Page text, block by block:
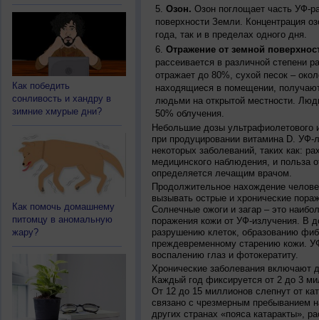
Как победить
сонливость и хандру в
зимние хмурые дни?
Как помочь домашнему
питомцу в аномальную
жару?
Озон. Озон поглощает часть УФ-
поверхности Земли. Концентрация
года, так и в пределах одного дня.
Отражение от земной
рассеивается в различной степени
отражает до 80%, сухой песок –
находящиеся в помещении,
людьми на открытой местности.
50% облучения.
Небольшие дозы ультрафиолетового
при продуцировании витамина D.
некоторых заболеваний, таких как:
медицинского наблюдения, и польза
определяется лечащим врачом.
Продолжительное нахождение
вызывать острые и хронические
Солнечные ожоги и загар – это
поражения кожи от УФ-излучения. В
разрушению клеток, образованию
преждевременному старению кожи.
воспалению глаз и фотокератиту.
Хронические заболевания включают
Каждый год фиксируется от 2 до 3
От 12 до 15 миллионов слепнут от
связано с чрезмерным пребыванием
других странах «пояса катаракты»,